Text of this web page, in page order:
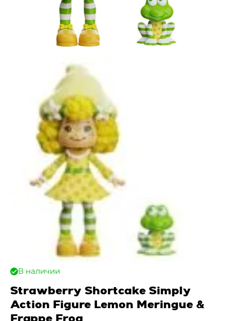
В наличии
Strawberry Shortcake Simply
Action Figure Lemon Meringue &